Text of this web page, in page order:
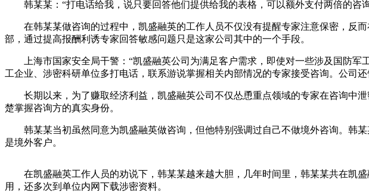
韩某某：“打电话给我，说只要回答他们提供给我的表格，可以额外支付两倍的咨
在韩某某做咨询的过程中，凯盛融英的工作人员不仅没有提醒专家注意保密，反
部，通过提高报酬利诱专家回答敏感问题只是这家公司其中的一个手段。
上海市国家安全局干警：“凯盛融英公司为满足客户需求，即使对一些涉及国防军
工企业、涉密科研单位多打电话，联系游说掌握相关内部情况的专家接受咨询。公司
长期以来，为了赚取经济利益，凯盛融英公司不仅怂恿重点领域的专家在咨询中
楚掌握咨询方的真实身份。
韩某某当初虽然同意为凯盛融英做咨询，但他特别强调过自己不做境外咨询。韩
是境外客户。
在凯盛融英工作人员的劝说下，韩某某越来越大胆，几年时间里，韩某某共在凯盛
用，还多次到单位内网下载涉密资料。